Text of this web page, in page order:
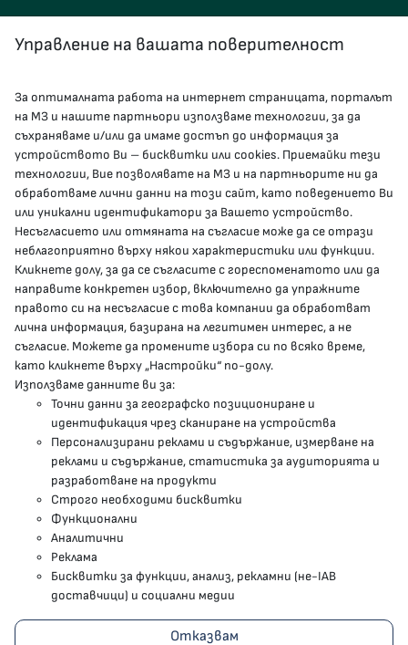
КОНТАКТИ
гр.София, 1000, пл. „Света Неделя“ №5
delovodstvo@mh.government.bg
presscenter@mh.government.bg
МЗ В СОЦИАЛНИТЕ МРЕЖИ
Facebook страница
Instragram профил
YouTube канал
Threads профил
Карта на сайта
Бисквитки
Условия за използване
Поверителност
Управление на вашата поверителност
За оптималната работа на интернет страницата, порталът
на МЗ и нашите партньори използваме технологии, за да
съхраняваме и/или да имаме достъп до информация за
устройството Ви – бисквитки или cookies. Приемайки тези
технологии, Вие позволявате на МЗ и на партньорите ни да
обработваме лични данни на този сайт, като поведението Ви
или уникални идентификатори за Вашето устройство.
Несъгласието или отмяната на съгласие може да се отрази
неблагоприятно върху някои характеристики или функции.
Кликнете долу, за да се съгласите с гореспоменатото или да
направите конкретен избор, включително да упражните
правото си на несъгласие с това компании да обработват
лична информация, базирана на легитимен интерес, а не
съгласие. Можете да промените избора си по всяко време,
като кликнете върху „Настройки“ по-долу.
Използваме данните ви за:
Точни данни за географско позициониране и
идентификация чрез сканиране на устройства
Персонализирани реклами и съдържание, измерване на
реклами и съдържание, статистика за аудиторията и
разработване на продукти
Строго необходими бисквитки
Функционални
Аналитични
Реклама
Бисквитки за функции, анализ, рекламни (не-IAB
доставчици) и социални медии
Отказвам